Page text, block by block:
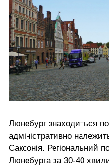
Люнебург знаходиться
адміністративно
Саксонія. Регіональний
Люнебурга за 30-40